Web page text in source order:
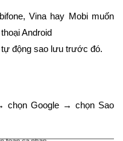
Vina hay Mobi muốn
Android
động sao lưu trước đó.
chọn Google → chọn Sao